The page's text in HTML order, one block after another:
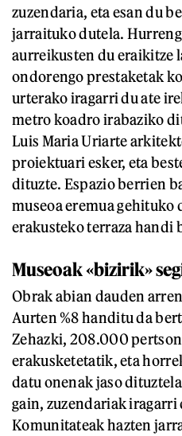
zuzendaria, eta esan du
jarraituko dutela.
aurreikusten du eraikitze
ondorengo prestaketak
urterako iragarri du ate
metro koadro irabaziko
Luis Maria Uriarte
proiektuari esker, eta
dituzte. Espazio berrien
museoa eremua gehituko
erakusteko terraza handi
Museoak «bizirik»
Obrak abian dauden
Aurten %8 handitu da
Zehazki, 208.000
erakusketetatik, eta
datu onenak jaso
gain, zuzendariak iragarri
Komunitateak hazten